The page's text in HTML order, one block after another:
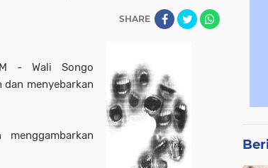
SHARE
- Wali Songo
menyebarkan